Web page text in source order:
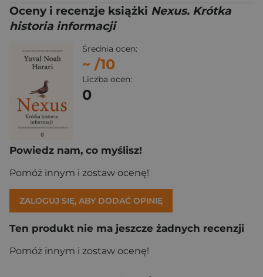
Oceny i recenzje książki Nexus. Krótka
historia informacji
Średnia ocen:
~ /10
Liczba ocen:
0
Powiedz nam, co myślisz!
Pomóż innym i zostaw ocenę!
ZALOGUJ SIĘ, ABY DODAĆ OPINIĘ
Ten produkt nie ma jeszcze żadnych recenzji
Pomóż innym i zostaw ocenę!